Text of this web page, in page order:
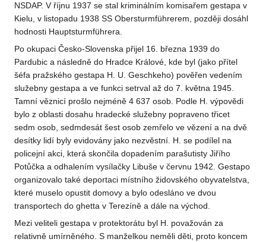
NSDAP. V říjnu 1937 se stal kriminálním komisařem gestapa v
Kielu, v listopadu 1938 SS Obersturmführerem, později dosáhl
hodnosti Hauptsturmführera.
Po okupaci Česko-Slovenska přijel 16. března 1939 do
Pardubic a následně do Hradce Králové, kde byl (jako přítel
šéfa pražského gestapa H. U. Geschkeho) pověřen vedením
služebny gestapa a ve funkci setrval až do 7. května 1945.
Tamní věznicí prošlo nejméně 4 637 osob. Podle H. výpovědi
bylo z oblasti dosahu hradecké služebny popraveno třicet
sedm osob, sedmdesát šest osob zemřelo ve vězení a na dvě
desítky lidí byly evidovány jako nezvěstní. H. se podílel na
policejní akci, která skončila dopadením parašutisty Jiřího
Potůčka a odhalením vysílačky Libuše v červnu 1942. Gestapo
organizovalo také deportaci místního židovského obyvatelstva,
které muselo opustit domovy a bylo odesláno ve dvou
transportech do ghetta v Terezíně a dále na východ.
Mezi veliteli gestapa v protektorátu byl H. považován za
relativně umírněného. S manželkou neměli děti, proto koncem